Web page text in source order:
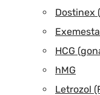
Dostinex
HCG
hMG
Letrozol